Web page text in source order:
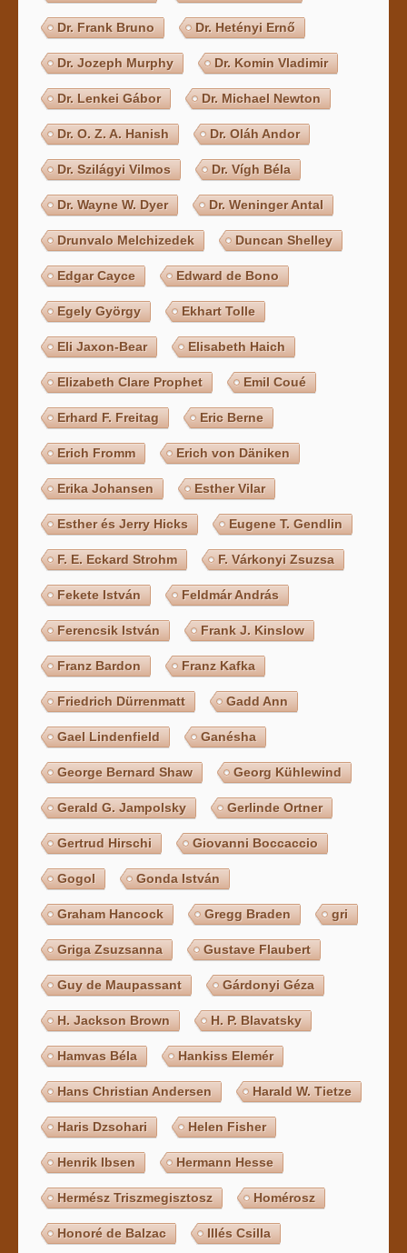
Dr. Frank Bruno Dr. Hetényi Ernő
Dr. Jozeph Murphy Dr. Komin Vladimir
Dr. Lenkei Gábor Dr. Michael Newton
Dr. O. Z. A. Hanish Dr. Oláh Andor
Dr. Szilágyi Vilmos Dr. Vígh Béla
Dr. Wayne W. Dyer Dr. Weninger Antal
Drunvalo Melchizedek Duncan Shelley
Edgar Cayce Edward de Bono
Egely György Ekhart Tolle
Eli Jaxon-Bear Elisabeth Haich
Elizabeth Clare Prophet Emil Coué
Erhard F. Freitag Eric Berne
Erich Fromm Erich von Däniken
Erika Johansen Esther Vilar
Esther és Jerry Hicks Eugene T. Gendlin
F. E. Eckard Strohm F. Várkonyi Zsuzsa
Fekete István Feldmár András
Ferencsik István Frank J. Kinslow
Franz Bardon Franz Kafka
Friedrich Dürrenmatt Gadd Ann
Gael Lindenfield Ganésha
George Bernard Shaw Georg Kühlewind
Gerald G. Jampolsky Gerlinde Ortner
Gertrud Hirschi Giovanni Boccaccio
Gogol Gonda István
Graham Hancock Gregg Braden gri
Griga Zsuzsanna Gustave Flaubert
Guy de Maupassant Gárdonyi Géza
H. Jackson Brown H. P. Blavatsky
Hamvas Béla Hankiss Elemér
Hans Christian Andersen Harald W. Tietze
Haris Dzsohari Helen Fisher
Henrik Ibsen Hermann Hesse
Hermész Triszmegisztosz Homérosz
Honoré de Balzac Illés Csilla